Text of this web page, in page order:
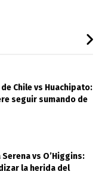
Chile vs Huachipato:
seguir sumando de
vs O’Higgins:
la herida del